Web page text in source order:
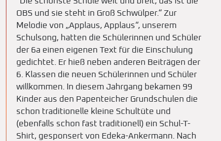
OBS und sie steht in Groß Schwülper.“ Zur
Melodie von „Applaus, Applaus“, unserem
Schulsong, hatten die Schülerinnen und Schüler
der 6a einen eigenen Text für die Einschulung
gedichtet. Er hieß neben anderen Beiträgen der
6. Klassen die neuen Schülerinnen und Schüler
willkommen. In diesem Jahrgang bekamen 99
Kinder aus den Papenteicher Grundschulen die
schon traditionelle kleine Schultüte und
(ebenfalls schon fast traditionell) ein Schul-T-
Shirt, gesponsert von Edeka-Ankermann. Nach